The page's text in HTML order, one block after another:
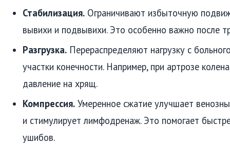
Стабилизация. Ограничивают избыточную
вывихи и подвывихи. Это особенно важно после
Разгрузка. Перераспределяют нагрузку с
участки конечности. Например, при артрозе
давление на хрящ.
Компрессия. Умеренное сжатие улучшает
и стимулирует лимфодренаж. Это помогает
ушибов.